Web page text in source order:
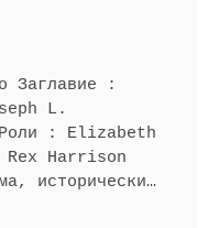
Заглавие :
L.
: Elizabeth
Harrison
исторически…